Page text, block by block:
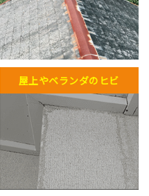
屋上やベランダのヒビ